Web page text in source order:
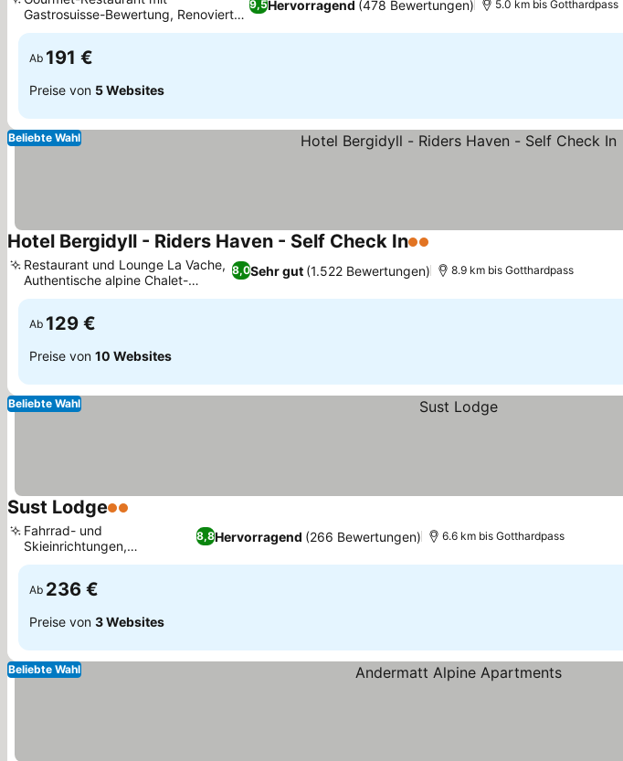
9,5Hervorragend (478 Bewertungen)
Gastrosuisse-Bewertung, Renovierte
Zimmer im alpinen Stil
5.0 km bis Gotthardpass
Ab 191 €
Preise von 5 Websites
Beliebte Wahl
Hotel Bergidyll - Riders Haven - Self Check In2 Sterne
8,0Sehr gut (1.522 Bewertungen)
Restaurant und Lounge La Vache,
Authentische alpine Chalet-
Zimmer
8.9 km bis Gotthardpass
Ab 129 €
Preise von 10 Websites
Beliebte Wahl
Sust Lodge2 Sterne
8,8Hervorragend (266 Bewertungen)
Fahrrad- und
Skieinrichtungen,
Unverbaute Bergaussicht
6.6 km bis Gotthardpass
Ab 236 €
Preise von 3 Websites
Beliebte Wahl